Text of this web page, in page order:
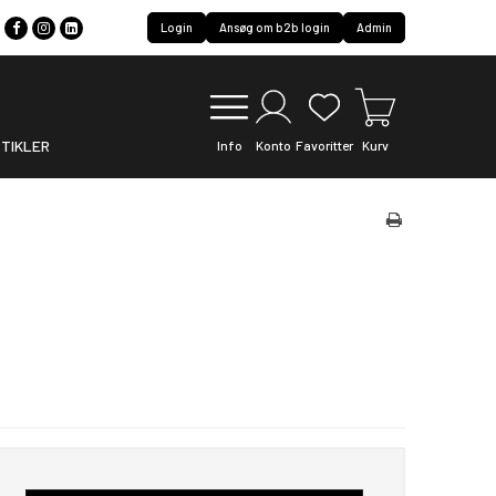
Login Ansøg om b2b login Admin
Info Konto Favoritter Kurv